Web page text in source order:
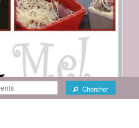
Chercher